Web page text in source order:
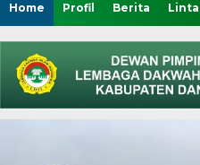
Home Profil Berita